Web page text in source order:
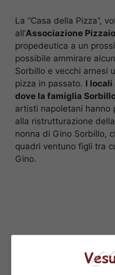
La “Casa della Pizza”,
all’Associazione
propedeutica a un
possibile ammirare
Sorbillo e vecchi arnesi
pizza in passato. I
dove la famiglia
artisti napoletani hanno
alla ristrutturazione
nonna di Gino Sorbillo,
quadri ventuno figli tra
Gino.